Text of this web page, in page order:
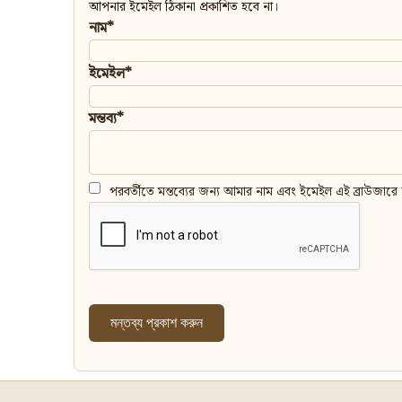
আপনার ইমেইল ঠিকানা প্রকাশিত হবে না।
নাম*
ইমেইল*
মন্তব্য*
পরবর্তীতে মন্তব্যের জন্য আমার নাম এবং ইমেইল এই